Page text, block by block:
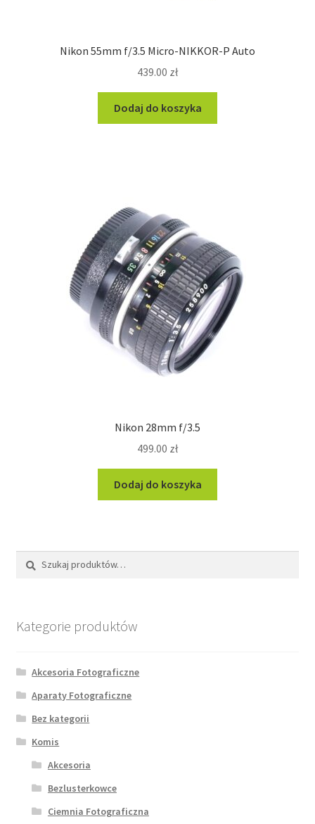
Nikon 55mm f/3.5 Micro-NIKKOR-P Auto
439.00 zł
Dodaj do koszyka
Nikon 28mm f/3.5
499.00 zł
Dodaj do koszyka
Kategorie produktów
Akcesoria Fotograficzne
Aparaty Fotograficzne
Bez kategorii
Komis
Akcesoria
Bezlusterkowce
Ciemnia Fotograficzna